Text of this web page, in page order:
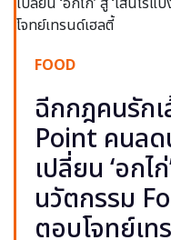
FOOD
ฉีกกฎคนรัก
Point คนลด
เปลี่ยน ‘อกไก่
นวัตกรรม
ตอบโจทย์เท